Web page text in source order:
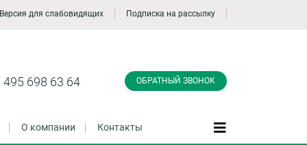
Версия для слабовидящих Подписка на рассылку
495 698 63 64 ОБРАТНЫЙ ЗВОНОК
О компании Контакты
звонок